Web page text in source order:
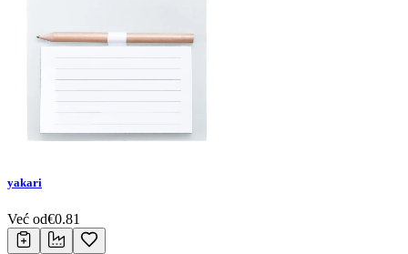
yakari
Već od€0.81